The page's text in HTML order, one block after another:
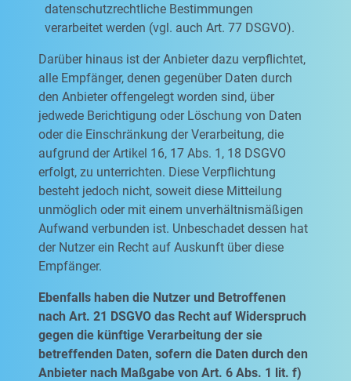
datenschutzrechtliche Bestimmungen
verarbeitet werden (vgl. auch Art. 77 DSGVO).
Darüber hinaus ist der Anbieter dazu verpflichtet,
alle Empfänger, denen gegenüber Daten durch
den Anbieter offengelegt worden sind, über
jedwede Berichtigung oder Löschung von Daten
oder die Einschränkung der Verarbeitung, die
aufgrund der Artikel 16, 17 Abs. 1, 18 DSGVO
erfolgt, zu unterrichten. Diese Verpflichtung
besteht jedoch nicht, soweit diese Mitteilung
unmöglich oder mit einem unverhältnismäßigen
Aufwand verbunden ist. Unbeschadet dessen hat
der Nutzer ein Recht auf Auskunft über diese
Empfänger.
Ebenfalls haben die Nutzer und Betroffenen
nach Art. 21 DSGVO das Recht auf Widerspruch
gegen die künftige Verarbeitung der sie
betreffenden Daten, sofern die Daten durch den
Anbieter nach Maßgabe von Art. 6 Abs. 1 lit. f)